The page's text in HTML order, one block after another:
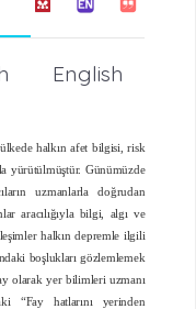
English
halkın afet bilgisi, risk
yürütülmüştür. Günümüzde
uzmanlarla doğrudan
aracılığıyla bilgi, algı ve
halkın depremle ilgili
boşlukları gözlemlemek
olarak yer bilimleri uzmanı
“Fay hatlarını yerinden